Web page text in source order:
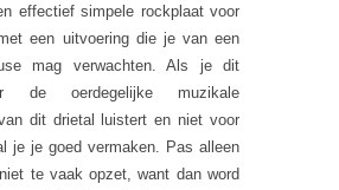
effectief simpele rockplaat voor
een uitvoering die je van een
mag verwachten. Als je dit
de oerdegelijke muzikale
dit drietal luistert en niet voor
je je goed vermaken. Pas alleen
te vaak opzet, want dan word